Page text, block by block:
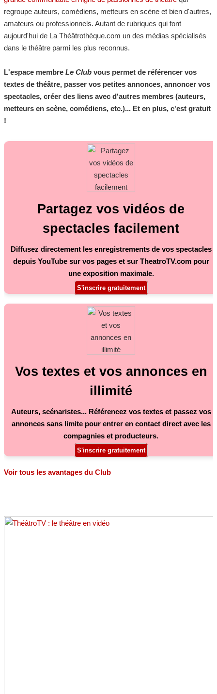
regroupe auteurs, comédiens, metteurs en scène et bien d'autres,
amateurs ou professionnels. Autant de rubriques qui font
aujourd'hui de La Théâtrothèque.com un des médias spécialisés
dans le théâtre parmi les plus reconnus.
L'espace membre Le Club vous permet de référencer vos
textes de théâtre, passer vos petites annonces, annoncer vos
spectacles, créer des liens avec d'autres membres (auteurs,
metteurs en scène, comédiens, etc.)... Et en plus, c'est gratuit
!
Partagez vos vidéos de
spectacles facilement
Diffusez directement les enregistrements de vos spectacles
depuis YouTube sur vos pages et sur TheatroTV.com pour
une exposition maximale.
S'inscrire gratuitement
Vos textes et vos annonces en
illimité
Auteurs, scénaristes... Référencez vos textes et passez vos
annonces sans limite pour entrer en contact direct avec les
compagnies et producteurs.
S'inscrire gratuitement
Voir tous les avantages du Club